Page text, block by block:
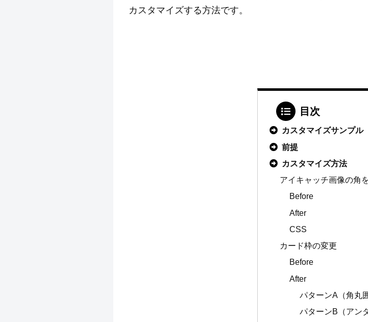
カスタマイズする方法です。
目次
カスタマイズサンプル
前提
カスタマイズ方法
アイキャッチ画像の角
Before
After
CSS
カード枠の変更
Before
After
パターンA（角丸
パターンB（アン